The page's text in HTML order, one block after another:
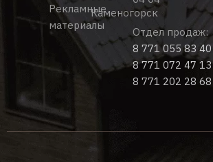
Рекламные
материалы
Каменогорск
Отдел продаж:
8 771 055 83 40
8 771 072 47 13
8 771 202 28 68